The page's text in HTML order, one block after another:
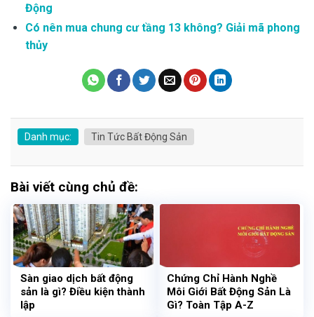
Động
Có nên mua chung cư tầng 13 không? Giải mã phong
thủy
Danh mục: Tin Tức Bất Động Sản
Bài viết cùng chủ đề:
Sàn giao dịch bất động
sản là gì? Điều kiện thành
lập
Chứng Chỉ Hành Nghề
Môi Giới Bất Động Sản Là
Gì? Toàn Tập A-Z